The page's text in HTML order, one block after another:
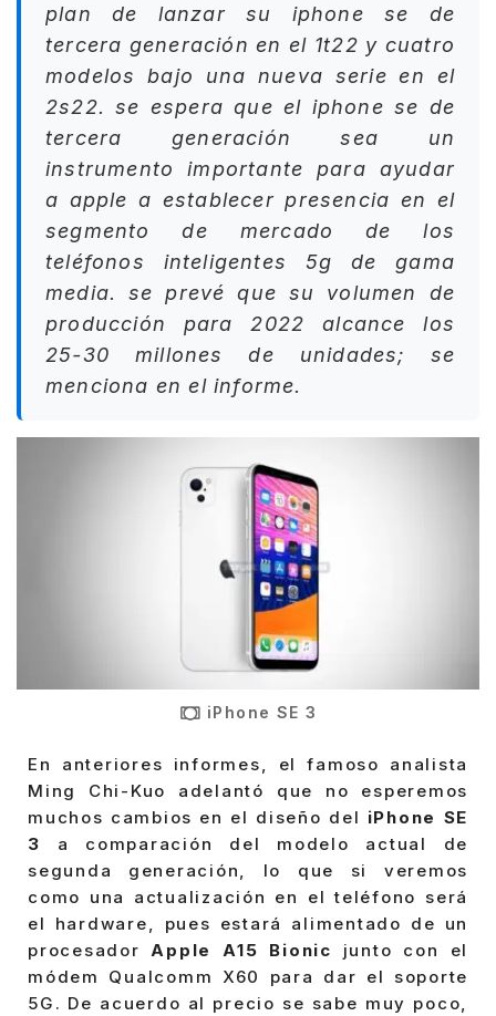
plan de lanzar su iphone se de
tercera generación en el 1t22 y cuatro
modelos bajo una nueva serie en el
2s22. se espera que el iphone se de
tercera generación sea un
instrumento importante para ayudar
a apple a establecer presencia en el
segmento de mercado de los
teléfonos inteligentes 5g de gama
media. se prevé que su volumen de
producción para 2022 alcance los
25-30 millones de unidades; se
menciona en el informe.
iPhone SE 3
En anteriores informes, el famoso analista
Ming Chi-Kuo adelantó que no esperemos
muchos cambios en el diseño del iPhone SE
3 a comparación del modelo actual de
segunda generación, lo que si veremos
como una actualización en el teléfono será
el hardware, pues estará alimentado de un
procesadorApple A15 Bionic junto con el
módem Qualcomm X60 para dar el soporte
5G. De acuerdo al precio se sabe muy poco,